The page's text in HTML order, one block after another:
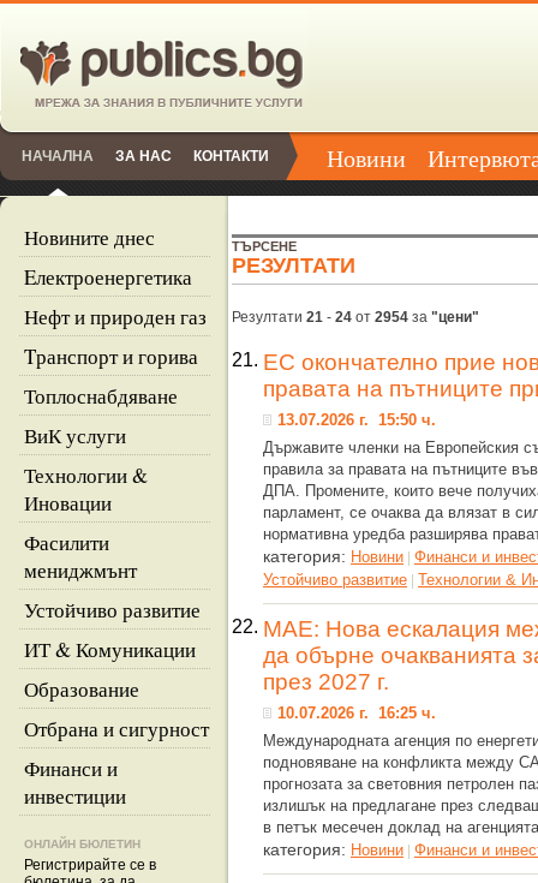
НАЧАЛНА ЗА НАС КОНТАКТИ Новини
Новините днес
Eлектроенергетика
Нефт и природен газ
Tранспорт и горива
Топлоснабдяване
ВиК услуги
Технологии &
Иновации
Фасилити
мениджмънт
Устойчиво развитие
ИТ & Комуникации
Образование
Отбрана и сигурност
Финанси и
инвестиции
ОНЛАЙН БЮЛЕТИН
Регистрирайте се в
ТЪРСЕНЕ
РЕЗУЛТАТИ
Резултати 21 - 24 от 2954 за "цени"
21. ЕС окончателно прие
правата на пътниците
13.07.2026 г. 15:50 ч.
Държавите членки на Европейския
правила за правата на пътниците
ДПА. Промените, които вече
парламент, се очаква да влязат в
нормативна уредба разширява
категория: Новини | Финанси и
Устойчиво развитие | Технологии &
22. МАЕ: Нова ескалация
да обърне очакванията
през 2027 г.
10.07.2026 г. 16:25 ч.
Международната агенция по
подновяване на конфликта между
прогнозата за световния петролен
излишък на предлагане през
в петък месечен доклад на
категория: Новини | Финанси и